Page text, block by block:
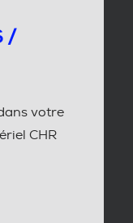
/
votre
CHR